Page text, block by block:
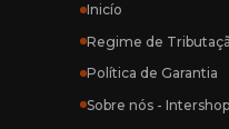
Inicío
Regime de
Política de Garantia
Sobre nós -